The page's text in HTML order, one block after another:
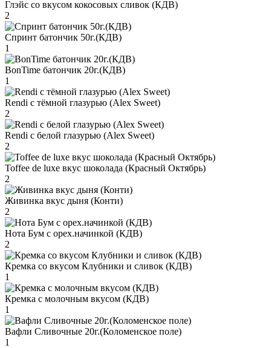
Глэйс со вкусом кокосовых сливок (КДВ)
2
Спринт батончик 50г.(КДВ)
1
BonTime батончик 20г.(КДВ)
1
Rendi с тёмной глазурью (Alex Sweet)
2
Rendi с белой глазурью (Alex Sweet)
2
Toffee de luxe вкус шоколада (Красный Октябрь)
2
Живинка вкус дыня (Конти)
2
Нота Бум с орех.начинкой (КДВ)
2
Кремка со вкусом Клубники и сливок (КДВ)
1
Кремка с молочным вкусом (КДВ)
1
Вафли Сливочные 20г.(Коломенское поле)
1